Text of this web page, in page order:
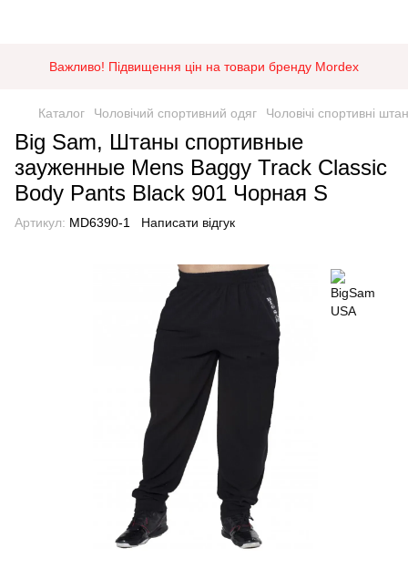
Важливо! Підвищення цін на товари бренду Mordex
Каталог Чоловічий спортивний одяг Чоловічі спортивні
Big Sam, Штаны спортивные
зауженные Mens Baggy Track Classic
Body Pants Black 901 Чорная S
Артикул: MD6390-1 Написати відгук